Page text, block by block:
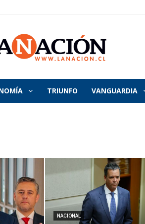
La
Nación
TRIUNFO VANGUARDIA
NACIONAL